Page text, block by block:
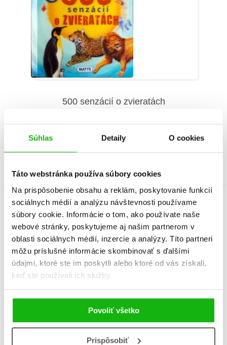
Súhlas Detaily O cookies
Táto webstránka používa súbory cookies
Na prispôsobenie obsahu a reklám, poskytovanie funkcií
sociálnych médií a analýzu návštevnosti používame
súbory cookie. Informácie o tom, ako používate naše
webové stránky, poskytujeme aj našim partnerom v
oblasti sociálnych médií, inzercie a analýzy. Títo partneri
môžu príslušné informácie skombinovať s ďalšími
údajmi, ktoré ste im poskytli alebo ktoré od vás získali,
keď ste používali ich služby.
Povoliť všetko
Prispôsobiť
500 senzácií o zvieratách
Informácie
Žáner encyklopédia
Počet strán
Formát 170x220 mm